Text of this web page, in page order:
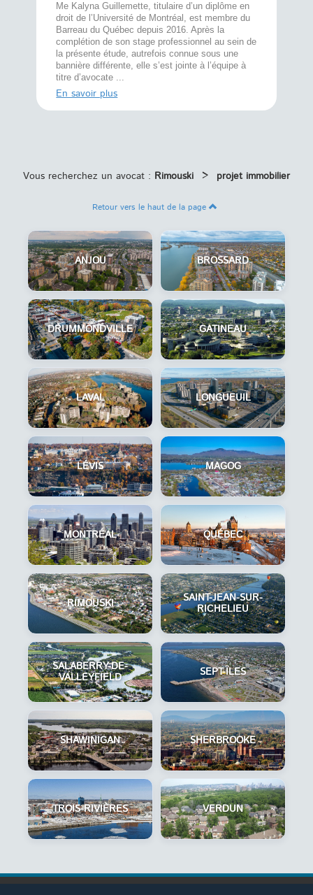
Me Kalyna Guillemette, titulaire d’un diplôme en
droit de l’Université de Montréal, est membre du
Barreau du Québec depuis 2016. Après la
complétion de son stage professionnel au sein de
la présente étude, autrefois connue sous une
bannière différente, elle s’est jointe à l’équipe à
titre d’avocate ...
En savoir plus
Vous recherchez un avocat : Rimouski > projet immobilier
Retour vers le haut de la page
ANJOU BROSSARD
DRUMMONDVILLE GATINEAU
LAVAL LONGUEUIL
LÉVIS MAGOG
MONTRÉAL QUÉBEC
RIMOUSKI
SAINT-JEAN-SUR-
RICHELIEU
SALABERRY-DE-
VALLEYFIELD
SEPT-ÎLES
SHAWINIGAN SHERBROOKE
TROIS-RIVIÈRES VERDUN